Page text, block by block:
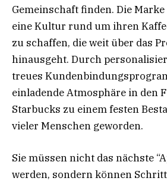
Gemeinschaft finden. Die
eine Kultur rund um ihren
zu schaffen, die weit über das
hinausgeht. Durch
treues
einladende Atmosphäre in den
Starbucks zu einem festen
vieler Menschen geworden.
Sie müssen nicht das nächste
werden, sondern können